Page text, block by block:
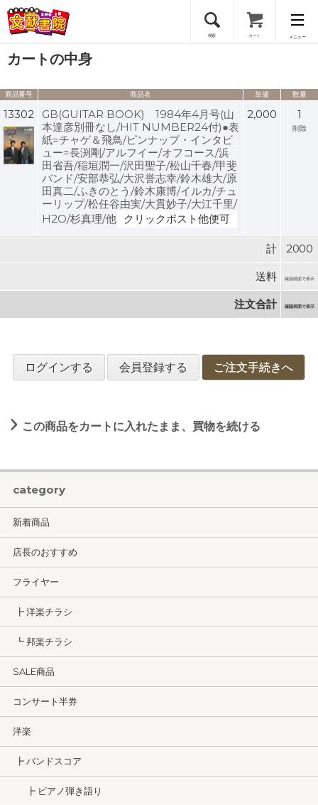
検索 カート メニュー
会員登録
ログイン
カートの中身
商品番号 商品名 単価 数量
13302
GB(GUITAR BOOK) 1984年4月号(山
本達彦別冊なし/HIT NUMBER24付)●表
紙=チャゲ＆飛鳥/ピンナップ・インタビ
ュー=長渕剛/アルフイー/オフコース/浜
田省吾/稲垣潤一/沢田聖子/松山千春/甲斐
バンド/安部恭弘/大沢誉志幸/鈴木雄大/原
田真二/ふきのとう/鈴木康博/イルカ/チュ
ーリップ/松任谷由実/大貫妙子/大江千里/
H2O/杉真理/他
クリックポスト他便可
2,000 1
削除
計 2000
送料 確認画面で表示
注文合計 確認画面で表示
ログインする 会員登録する ご注文手続きへ
この商品をカートに入れたまま、買物を続ける
category
新着商品
店長のおすすめ
フライヤー
┣ 洋楽チラシ
┗ 邦楽チラシ
SALE商品
コンサート半券
洋楽
┣ バンドスコア
┣ ピアノ弾き語り